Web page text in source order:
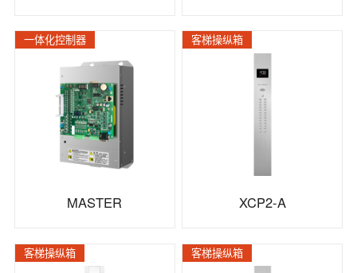
MASTER
一体化控制器
XCP2-A
客梯操纵箱
客梯操纵箱 客梯操纵箱